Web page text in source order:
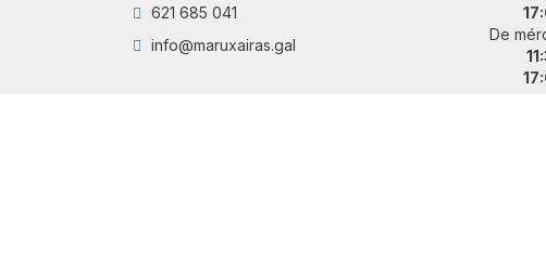
621 685 041
info@maruxairas.gal
De